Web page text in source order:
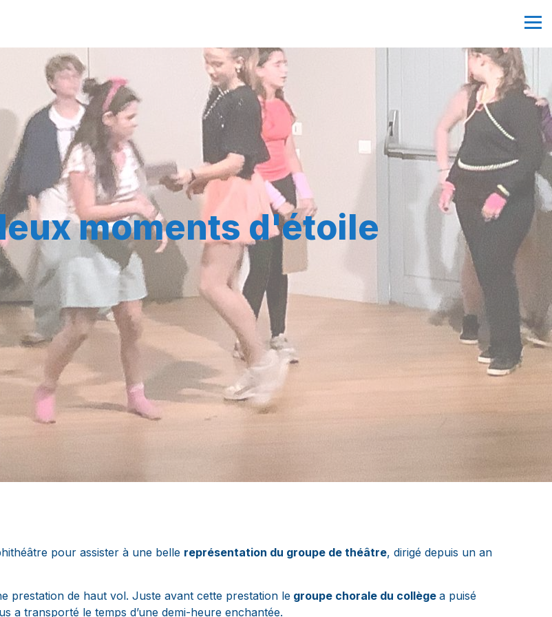
moments d'étoile
pour assister à une belle représentation du groupe de théâtre, dirigé depuis un an
prestation de haut vol. Juste avant cette prestation le groupe chorale du collège a puisé
a transporté le temps d’une demi-heure enchantée.